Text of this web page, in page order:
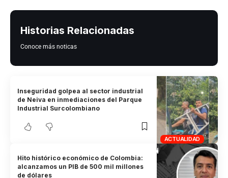
Historias Relacionadas
Conoce más noticas
ACTUALIDAD
Inseguridad golpea al sector industrial
de Neiva en inmediaciones del Parque
Industrial Surcolombiano
Hito histórico económico de Colombia:
alcanzamos un PIB de 500 mil millones
de dólares